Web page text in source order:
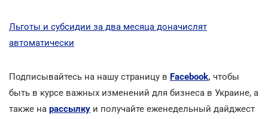
Льготы и субсидии за два месяца доначислят
автоматически
Подписывайтесь на нашу страницу в Facebook, чтобы
быть в курсе важных изменений для бизнеса в Украине, а
также на рассылку и получайте еженедельный дайджест